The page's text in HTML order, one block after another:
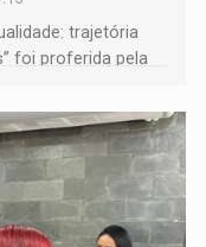
trajetória
foi proferida pela